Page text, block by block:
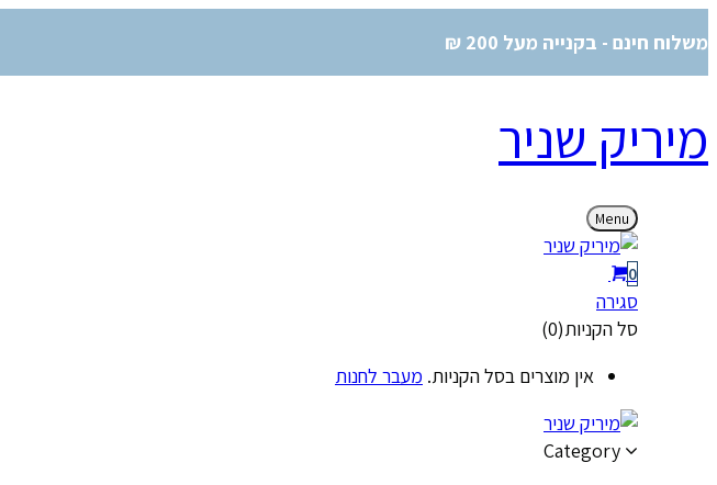
משלוח חינם - בקנייה מעל 200 ₪
מיריק שניר
Menu
0
סגירה
סל הקניות(0)
אין מוצרים בסל הקניות. מעבר לחנות
Category